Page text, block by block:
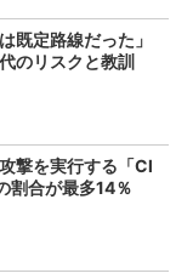
既定路線だった」
のリスクと教訓
撃を実行する「Cl
合が最多14％